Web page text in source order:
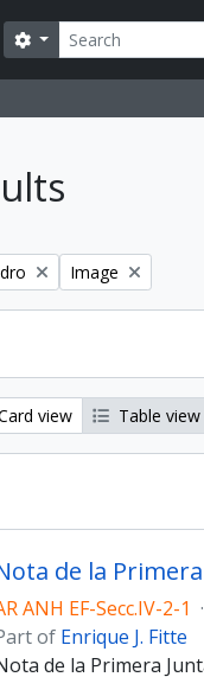
Search
Search options
Remove filter:
Image
view Table view
de la
ANH EF-Secc.IV-2-1 ·
of Enrique J. Fitte
de la Primera